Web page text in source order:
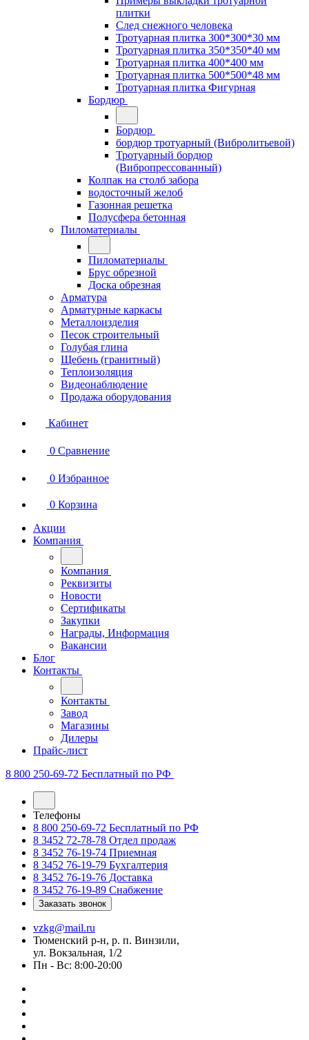
плитки
След снежного человека
Тротуарная плитка 300*300*30 мм
Тротуарная плитка 350*350*40 мм
Тротуарная плитка 400*400 мм
Тротуарная плитка 500*500*48 мм
Тротуарная плитка Фигурная
Бордюр
Бордюр
бордюр тротуарный (Вибролитьевой)
Тротуарный бордюр
(Вибропрессованный)
Колпак на столб забора
водосточный желоб
Газонная решетка
Полусфера бетонная
Пиломатериалы
Пиломатериалы
Брус обрезной
Доска обрезная
Арматура
Арматурные каркасы
Металлоизделия
Песок строительный
Голубая глина
Щебень (гранитный)
Теплоизоляция
Видеонаблюдение
Продажа оборудования
Кабинет
0 Сравнение
0 Избранное
0 Корзина
Акции
Компания
Компания
Реквизиты
Новости
Сертификаты
Закупки
Награды, Информация
Вакансии
Блог
Контакты
Контакты
Завод
Магазины
Дилеры
Прайс-лист
8 800 250-69-72 Бесплатный по РФ
Телефоны
8 800 250-69-72 Бесплатный по РФ
8 3452 72-78-78 Отдел продаж
8 3452 76-19-74 Приемная
8 3452 76-19-79 Бухгалтерия
8 3452 76-19-76 Доставка
8 3452 76-19-89 Снабжение
Заказать звонок
vzkg@mail.ru
Тюменский р-н, р. п. Винзили,
ул. Вокзальная, 1/2
Пн - Вс: 8:00-20:00